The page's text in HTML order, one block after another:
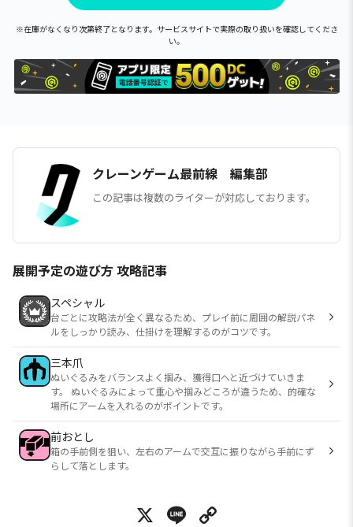
※在庫がなくなり次第終了となります。サービスサイトで実際の取り扱いを確認してくださ
い。
クレーンゲーム最前線 編集部
この記事は複数のライターが対応しております。
展開予定の遊び方 攻略記事
スペシャル
台ごとに攻略法が全く異なるため、プレイ前に周囲の解説パネ
ルをしっかり読み、仕掛けを理解するのがコツです。
三本爪
ぬいぐるみをバランスよく掴み、獲得口へと近づけていきま
す。 ぬいぐるみによって重心や掴みどころが違うため、的確な
場所にアームを入れるのがポイントです。
前おとし
箱の手前側を狙い、左右のアームで交互に振りながら手前にず
らして落とします。
X Line